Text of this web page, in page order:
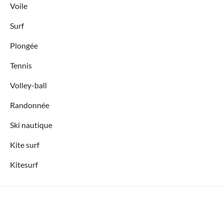
Voile
Surf
Plongée
Tennis
Volley-ball
Randonnée
Ski nautique
Kite surf
Kitesurf